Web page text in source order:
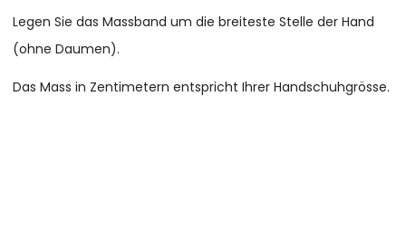
Legen Sie das Massband um die breiteste Stelle der Hand
(ohne Daumen).
Das Mass in Zentimetern entspricht Ihrer Handschuhgrösse.